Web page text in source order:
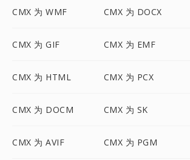
CMX 为 WMF CMX 为 DOCX
CMX 为 GIF CMX 为 EMF
CMX 为 HTML CMX 为 PCX
CMX 为 DOCM CMX 为 SK
CMX 为 AVIF CMX 为 PGM